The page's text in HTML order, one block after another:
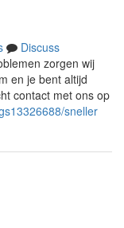
Discuss
zorgen wij
en je bent altijd
contact met ons op
sneller